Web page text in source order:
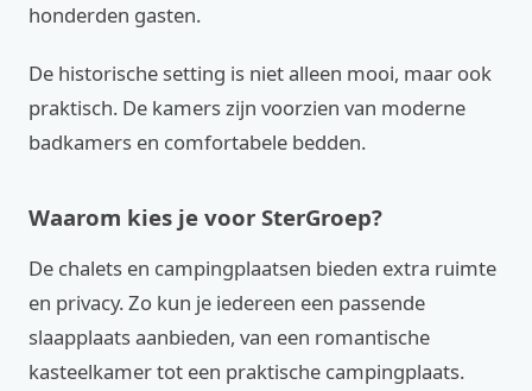
honderden gasten.
De historische setting is niet alleen mooi, maar ook
praktisch. De kamers zijn voorzien van moderne
badkamers en comfortabele bedden.
Waarom kies je voor SterGroep?
De chalets en campingplaatsen bieden extra ruimte
en privacy. Zo kun je iedereen een passende
slaapplaats aanbieden, van een romantische
kasteelkamer tot een praktische campingplaats.